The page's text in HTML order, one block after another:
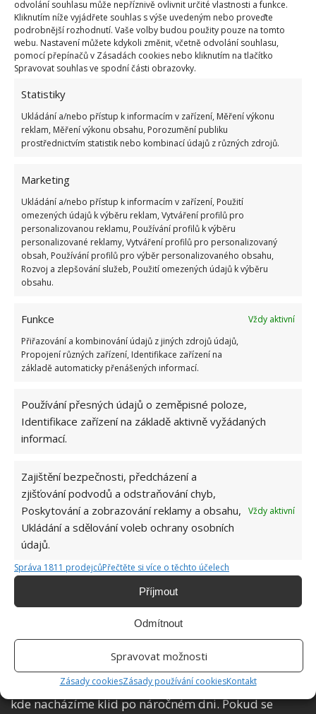
odvolání souhlasu může nepříznivě ovlivnit určité vlastnosti a funkce.
Kliknutím níže vyjádřete souhlas s výše uvedeným nebo proveďte
podrobnější rozhodnutí. Vaše volby budou použity pouze na tomto
webu. Nastavení můžete kdykoli změnit, včetně odvolání souhlasu,
pomocí přepínačů v Zásadách cookies nebo kliknutím na tlačítko
Spravovat souhlas ve spodní části obrazovky.
Statistiky
Ukládání a/nebo přístup k informacím v zařízení, Měření výkonu
reklam, Měření výkonu obsahu, Porozumění publiku
prostřednictvím statistik nebo kombinací údajů z různých zdrojů.
Marketing
Ukládání a/nebo přístup k informacím v zařízení, Použití
omezených údajů k výběru reklam, Vytváření profilů pro
personalizovanou reklamu, Používání profilů k výběru
personalizované reklamy, Vytváření profilů pro personalizovaný
obsah, Používání profilů pro výběr personalizovaného obsahu,
Rozvoj a zlepšování služeb, Použití omezených údajů k výběru
obsahu.
Funkce
Vždy aktivní
Přiřazování a kombinování údajů z jiných zdrojů údajů,
Propojení různých zařízení, Identifikace zařízení na
základě automaticky přenášených informací.
Používání přesných údajů o zeměpisné poloze,
Identifikace zařízení na základě aktivně vyžádaných
informací.
Zajištění bezpečnosti, předcházení a
zjišťování podvodů a odstraňování chyb,
Poskytování a zobrazování reklamy a obsahu,
Ukládání a sdělování voleb ochrany osobních
údajů.
Vždy aktivní
Správa 1811 prodejcůPřečtěte si více o těchto účelech
Příjmout
Odmítnout
Spravovat možnosti
Zásady cookiesZásady používání cookiesKontakt
Inspirace profesionální péčí
Trend domácí relaxace často vychází z inspirace
profesionálními službami, jaké nabízí například
wellness
v hotelu Devin v Bratislava. Takové
prostředí spojuje klidnou atmosféru, kvalitní
vybavení a důraz na detail, což lze částečně přenést i
do domácího prostředí.
postačí kvalitní vana, sprchový kout s masážní funkcí
nebo menší sauna. Důležitá je především atmosféra:
tlumené osvětlení, přírodní materiály, měkké textilie
a dostatek soukromí.
Vytvořením vlastního relaxačního koutku získáte
dopřát si chvíle klidu po náročném dni.
Harmonie mezi designem a
funkčností
Skutečně kvalitní bydlení vzniká propojením všech
prvků – od komfortního sezení přes praktické
technické vybavení až po prostor pro regeneraci.
atmosféru, která ovlivňuje každodenní život.
Ať už vybíráte nové zařízení obývacího pokoje,
plánujete rekonstrukcinebo sníte o relaxační zóně
inspirované profesionálním prostředím, vždy je
dobré myslet na dlouhodobou hodnotu a kvalitu.
Důraz na pohodlí, bezpečnost při úpravách i péči o
Domov totiž není jen místem, kde bydlíme. Je to
prostor, kde vznikají zážitky, kde se setkává rodina a
kde nacházíme klid po náročném dni. Pokud se